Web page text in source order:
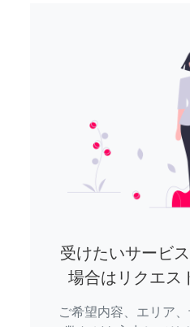
受けたいサービ
場合はリクエス
ご希望内容、エリア